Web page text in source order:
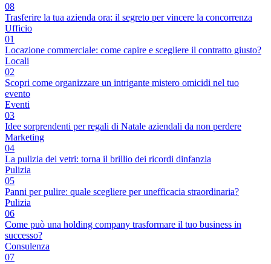
08
Trasferire la tua azienda ora: il segreto per vincere la concorrenza
Ufficio
01
Locazione commerciale: come capire e scegliere il contratto giusto?
Locali
02
Scopri come organizzare un intrigante mistero omicidi nel tuo
evento
Eventi
03
Idee sorprendenti per regali di Natale aziendali da non perdere
Marketing
04
La pulizia dei vetri: torna il brillio dei ricordi dinfanzia
Pulizia
05
Panni per pulire: quale scegliere per unefficacia straordinaria?
Pulizia
06
Come può una holding company trasformare il tuo business in
successo?
Consulenza
07